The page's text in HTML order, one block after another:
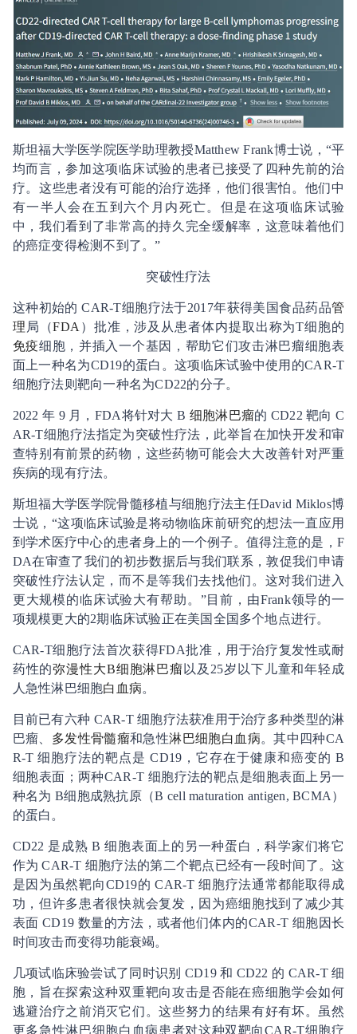
斯坦福大学医学院医学助理教授Matthew Frank博士说，“平
均而言，参加这项临床试验的患者已接受了四种先前的治
疗。这些患者没有可能的治疗选择，他们很害怕。他们中
有一半人会在五到六个月内死亡。但是在这项临床试验
中，我们看到了非常高的持久完全缓解率，这意味着他们
的癌症变得检测不到了。”
突破性疗法
这种初始的 CAR-T细胞疗法于2017年获得美国食品药品管
理 局（FDA ）批准，涉及从患者体内提取出称为T细胞的
免疫细胞，并插入一个基因，帮助它们攻击淋巴瘤细胞表
面上一种名为CD19的蛋白。这项临床试验中使用的CAR-T
细胞疗法则靶向一种名为CD22的分子。
2022 年 9 月，FDA将针对大 B 细胞淋巴瘤的 CD22 靶向 C
AR-T细胞疗法指定为突破性疗法，此举旨在加快开发和审
查特别有前景的药物，这些药物可能会大大改善针对严重
疾病的现有疗法。
斯坦福大学医学院骨髓移植与细胞疗法主任David Miklos博
士说，“这项临床试验是将动物临床前研究的想法一直应用
到学术医疗中心的患者身上的一个例子。值得注意的是，F
DA在审查了我们的初步数据后与我们联系，敦促我们申请
突破性疗法认定，而不是等我们去找他们。这对我们进入
更大规模的临床试验大有帮助。”目前，由Frank领导的一
项规模更大的2期临床试验正在美国全国多个地点进行。
CAR-T细胞疗法首次获得FDA批准，用于治疗复发性或耐
药性的弥漫性大B细胞淋巴瘤 以及25岁以下儿童和年轻成
人急性淋巴细胞白血病。
目前已有六种 CAR-T 细胞疗法获准用于治疗多种类型的淋
巴瘤、 多发性骨髓瘤和急性淋巴细胞白血病。其中四种CA
R-T 细胞疗法的靶点是 CD19，它存在于健康和癌变的 B
细胞表面；两种CAR-T 细胞疗法的靶点是细胞表面上另一
种名为 B细胞成熟抗原（B cell maturation antigen, BCMA）
的蛋白。
CD22 是成熟 B 细胞表面上的另一种蛋白，科学家们将它
作为 CAR-T 细胞疗法的第二个靶点已经有一段时间了。这
是因为虽然靶向CD19的 CAR-T 细胞疗法通常都能取得成
功，但许多患者很快就会复发，因为癌细胞找到了减少其
表面 CD19 数量的方法，或者他们体内的CAR-T 细胞因长
时间攻击而变得功能衰竭。
几项试临床验尝试了同时识别 CD19 和 CD22 的 CAR-T 细
胞，旨在探索这种双重靶向攻击是否能在癌细胞学会如何
逃避治疗之前消灭它们。这些努力的结果有好有坏。虽然
更多急性淋巴细胞白血病患者对这种双靶向CAR-T细胞疗